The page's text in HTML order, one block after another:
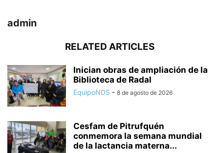
admin
RELATED ARTICLES
Inician obras de ampliación de la
Biblioteca de Radal
EquipoNDS - 8 de agosto de 2026
Cesfam de Pitrufquén
conmemora la semana mundial
de la lactancia materna...